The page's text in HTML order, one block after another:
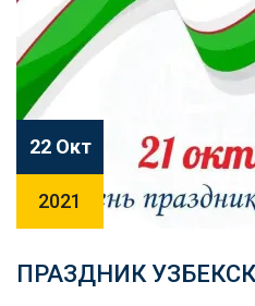
22 Окт
2021
ПРАЗДНИК